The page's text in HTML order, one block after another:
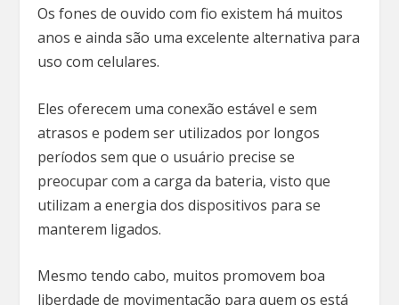
Os fones de ouvido com fio existem há muitos
anos e ainda são uma excelente alternativa para
uso com celulares.
Eles oferecem uma conexão estável e sem
atrasos e podem ser utilizados por longos
períodos sem que o usuário precise se
preocupar com a carga da bateria, visto que
utilizam a energia dos dispositivos para se
manterem ligados.
Mesmo tendo cabo, muitos promovem boa
liberdade de movimentação para quem os está